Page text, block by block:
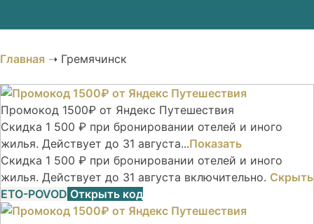
Главная ➝ Гремячинск
Промокод 1500₽ от Яндекс Путешествия
Скидка 1 500 ₽ при бронировании отелей и иного
жилья. Действует до 31 августа...Показать
Скидка 1 500 ₽ при бронировании отелей и иного
жилья. Действует до 31 августа включительно. Скрыть
ETO-POVOD Открыть код